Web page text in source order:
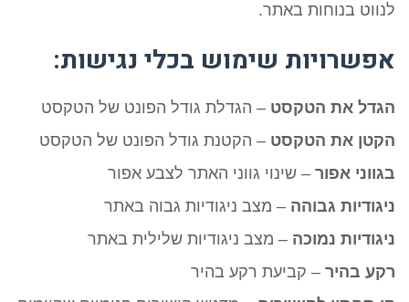
לנווט בנוחות באתר.
אפשרויות שימוש בכלי נגישות:
הגדל את הטקסט – הגדלת גודל הפונט של הטקסט
הקטן את הטקסט – הקטנת גודל הפונט של הטקסט
בגווני אפור – שינוי גווני האתר לצבע אפור
ניגודיות גבוהה – מצב ניגודיות גבוה באתר
ניגודיות נמוכה – מצב ניגודיות שלילית באתר
רקע בהיר – קביעת רקע בהיר